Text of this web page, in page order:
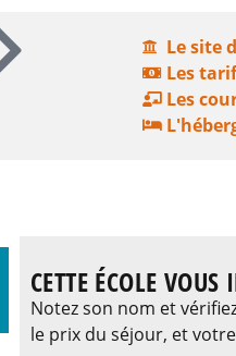
Le site
Les
Les
CETTE ÉCOLE VOUS
Notez son nom et
le prix du séjour, et